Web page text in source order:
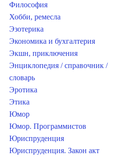
Философия
Хобби, ремесла
Эзотерика
Экономика и бухгалтерия
Экшн, приключения
Энциклопедия / справочник /
словарь
Эротика
Этика
Юмор
Юмор. Программистов
Юриспруденция
Юриспруденция. Закон акт